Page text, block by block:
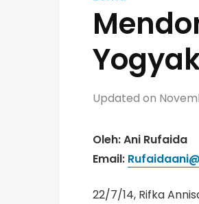
Updated on
Oleh: Ani Rufaida
Email:
22/7/14, Rifka